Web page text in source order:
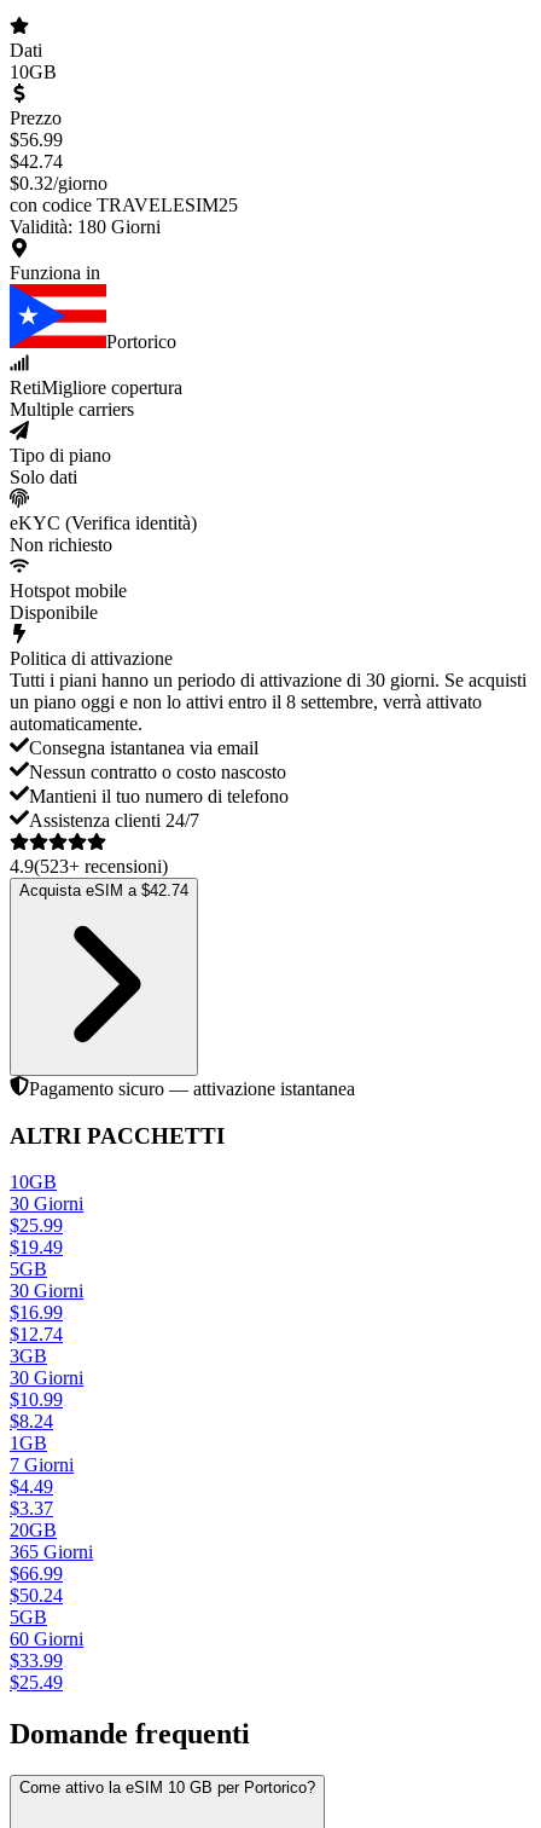
Dati
10GB
Prezzo
$56.99
$42.74
$0.32/giorno
con codice TRAVELESIM25
Validità: 180 Giorni
Funziona in
Portorico
RetiMigliore copertura
Multiple carriers
Tipo di piano
Solo dati
eKYC (Verifica identità)
Non richiesto
Hotspot mobile
Disponibile
Politica di attivazione
Tutti i piani hanno un periodo di attivazione di 30 giorni. Se acquisti
un piano oggi e non lo attivi entro il 8 settembre, verrà attivato
automaticamente.
Consegna istantanea via email
Nessun contratto o costo nascosto
Mantieni il tuo numero di telefono
Assistenza clienti 24/7
4.9(523+ recensioni)
Acquista eSIM a $42.74
Pagamento sicuro — attivazione istantanea
ALTRI PACCHETTI
10GB
30 Giorni
$25.99
$19.49
5GB
30 Giorni
$16.99
$12.74
3GB
30 Giorni
$10.99
$8.24
1GB
7 Giorni
$4.49
$3.37
20GB
365 Giorni
$66.99
$50.24
5GB
60 Giorni
$33.99
$25.49
Domande frequenti
Come attivo la eSIM 10 GB per Portorico?